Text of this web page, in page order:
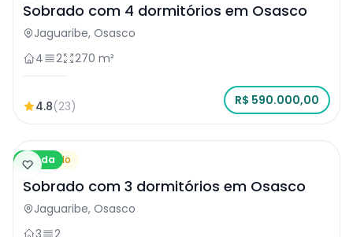
Sobrado com 4 dormitórios em Osasco
Jaguaribe, Osasco
4
2 270 m²
4.8(23) R$ 590.000,00
Venda
Sobrado
Sobrado com 3 dormitórios em Osasco
Jaguaribe, Osasco
3
2